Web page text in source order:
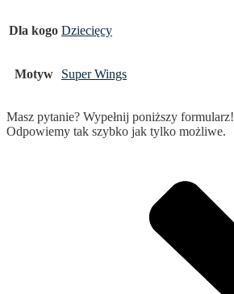
Dla kogo Dziecięcy
Motyw Super Wings
Masz pytanie? Wypełnij poniższy formularz!
Odpowiemy tak szybko jak tylko możliwe.